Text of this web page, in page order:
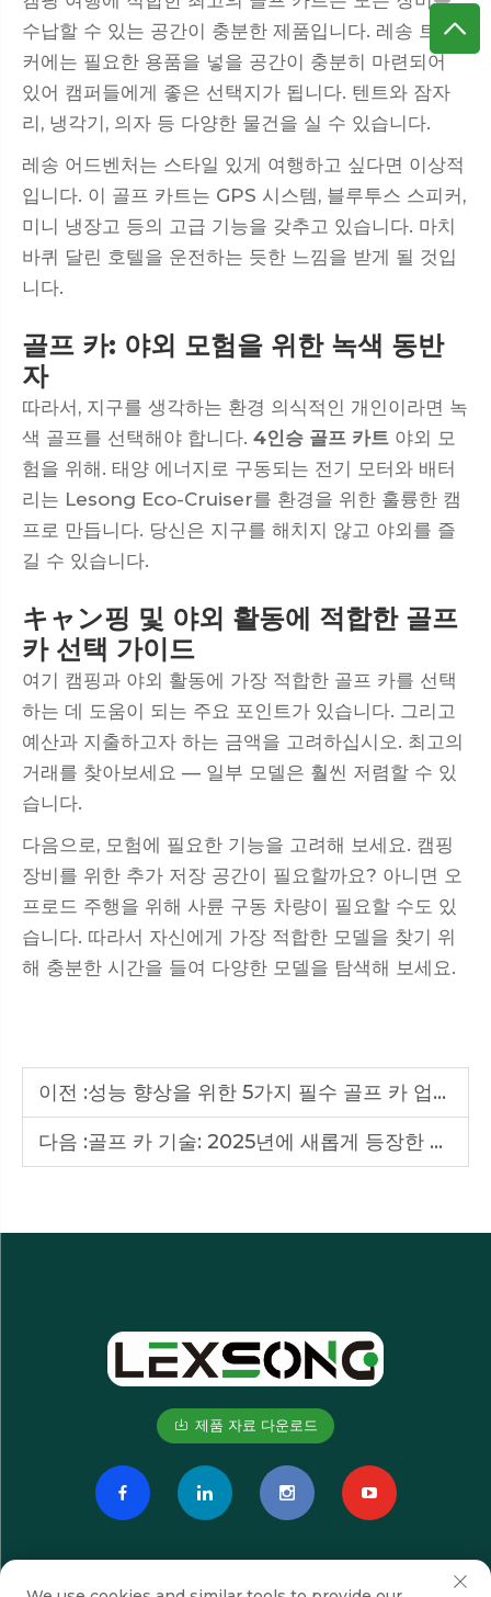
수납할 수 있는 공간이 충분한 제품입니다. 레송 트렉
커에는 필요한 용품을 넣을 공간이 충분히 마련되어
있어 캠퍼들에게 좋은 선택지가 됩니다. 텐트와 잠자
리, 냉각기, 의자 등 다양한 물건을 실 수 있습니다.
레송 어드벤처는 스타일 있게 여행하고 싶다면 이상적
입니다. 이 골프 카트는 GPS 시스템, 블루투스 스피커,
미니 냉장고 등의 고급 기능을 갖추고 있습니다. 마치
바퀴 달린 호텔을 운전하는 듯한 느낌을 받게 될 것입
니다.
골프 카: 야외 모험을 위한 녹색 동반
자
따라서, 지구를 생각하는 환경 의식적인 개인이라면 녹
색 골프를 선택해야 합니다. 4인승 골프 카트 야외 모
험을 위해. 태양 에너지로 구동되는 전기 모터와 배터
리는 Lesong Eco-Cruiser를 환경을 위한 훌륭한 캠
프로 만듭니다. 당신은 지구를 해치지 않고 야외를 즐
길 수 있습니다.
キャン핑 및 야외 활동에 적합한 골프
카 선택 가이드
여기 캠핑과 야외 활동에 가장 적합한 골프 카를 선택
하는 데 도움이 되는 주요 포인트가 있습니다. 그리고
예산과 지출하고자 하는 금액을 고려하십시오. 최고의
거래를 찾아보세요 — 일부 모델은 훨씬 저렴할 수 있
습니다.
다음으로, 모험에 필요한 기능을 고려해 보세요. 캠핑
장비를 위한 추가 저장 공간이 필요할까요? 아니면 오
프로드 주행을 위해 사륜 구동 차량이 필요할 수도 있
습니다. 따라서 자신에게 가장 적합한 모델을 찾기 위
해 충분한 시간을 들여 다양한 모델을 탐색해 보세요.
이전 :성능 향상을 위한 5가지 필수 골프 카 업그레이드
다음 :골프 카 기술: 2025년에 새롭게 등장한 것은?
제품 자료 다운로드